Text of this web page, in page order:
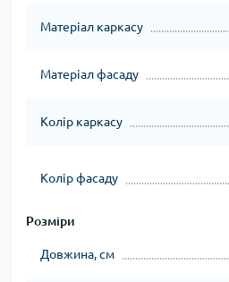
Матеріал каркасу
Матеріал фасаду
Колір каркасу
Колір фасаду
Розміри
Довжина, см